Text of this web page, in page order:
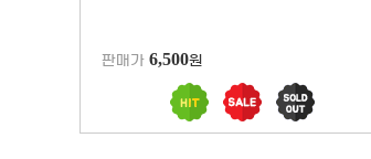
판매가 6,500원